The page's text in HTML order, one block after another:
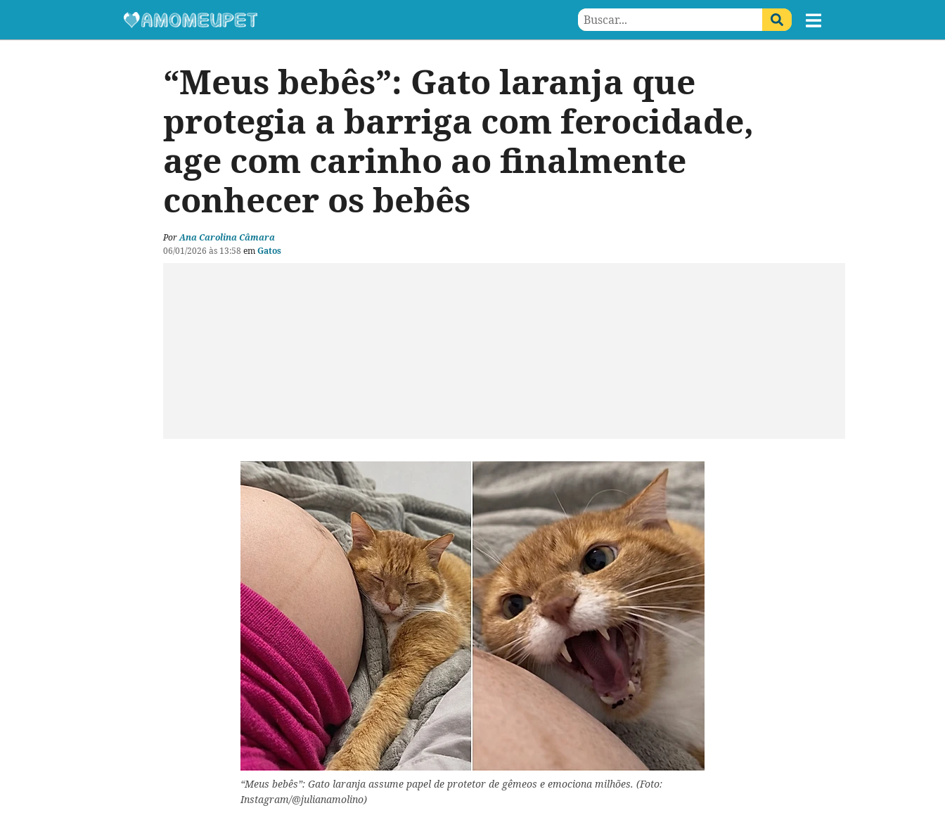
“Meus bebês”: Gato laranja que
protegia a barriga com ferocidade,
age com carinho ao finalmente
conhecer os bebês
PorAna Carolina Câmara
06/01/2026 às 13:58 emGatos
“Meus bebês”: Gato laranja assume papel de protetor de gêmeos e emociona milhões. (Foto:
Instagram/@julianamolino)